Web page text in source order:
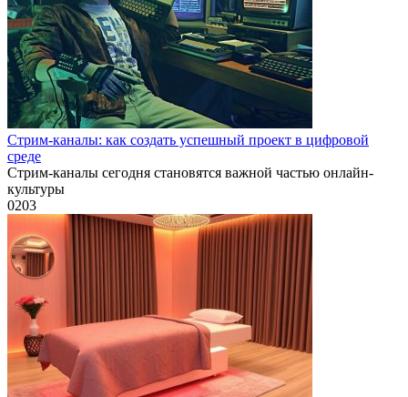
Стрим-каналы: как создать успешный проект в цифровой
среде
Стрим-каналы сегодня становятся важной частью онлайн-
культуры
0203